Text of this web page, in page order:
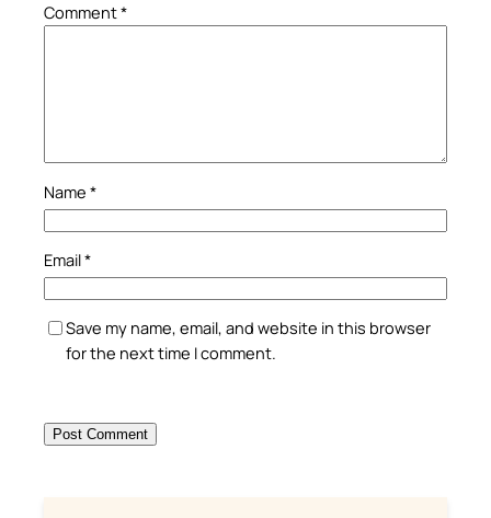
Comment*
Name *
Email*
Save my name, email, and website in this browser
for the next time I comment.